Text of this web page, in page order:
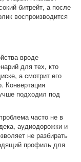
битрейт, а после
воспроизводится
вроде
для тех, кто
а смотрит его
Конвертация
подходил под
часто не в
аудиодорожки и
не разбирать
профиль для